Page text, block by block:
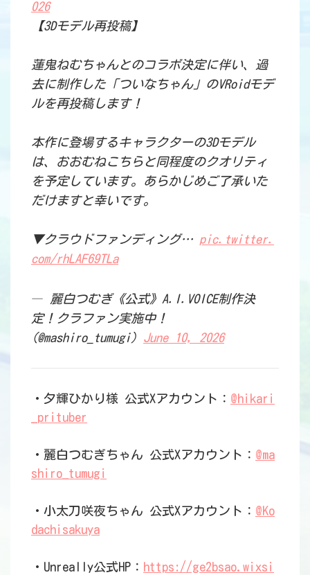
026
【3Dモデル再投稿】
蓮鬼ねむちゃんとのコラボ決定に伴い、過
去に制作した「ついなちゃん」のVRoidモデ
ルを再投稿します！
本作に登場するキャラクターの3Dモデル
は、おおむねこちらと同程度のクオリティ
を予定しています。あらかじめご了承いた
だけますと幸いです。
▼クラウドファンディング… pic.twitter.
com/rhLAF69TLa
— 麗白つむぎ《公式》A.I.VOICE制作決
定！クラファン実施中！
(@mashiro_tumugi) June 10, 2026
・夕輝ひかり様 公式Xアカウント： @hikari
_prituber
・麗白つむぎちゃん 公式Xアカウント： @ma
shiro_tumugi
・小太刀咲夜ちゃん 公式Xアカウント： @Ko
dachisakuya
・Unreally公式HP： https://ge2bsao.wixsi